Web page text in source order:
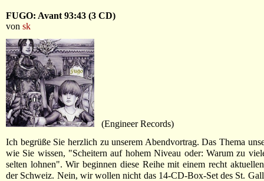
FUGO: Avant 93:43 (3 CD)
von sk
(Engineer Records)
Ich begrüße Sie herzlich zu unserem Abendvortrag. Das Thema
wie Sie wissen, "Scheitern auf hohem Niveau oder: Warum zu
selten lohnen". Wir beginnen diese Reihe mit einem recht
der Schweiz. Nein, wir wollen nicht das 14-CD-Box-Set des St.